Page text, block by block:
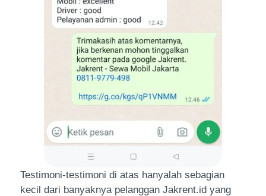
Testimoni-testimoni di atas hanyalah sebagian
kecil dari banyaknya pelanggan Jakrent.id yang